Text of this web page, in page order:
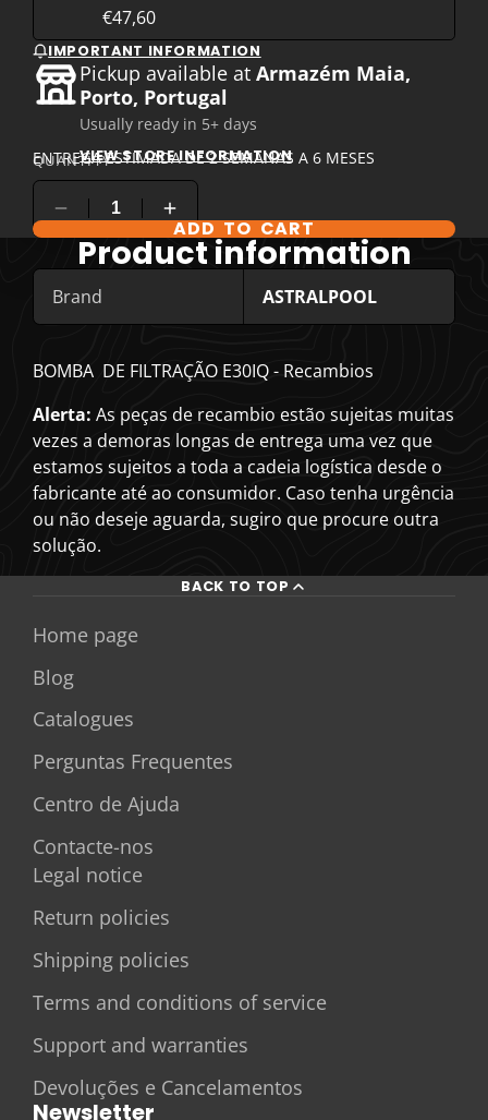
€47,60
IMPORTANT INFORMATION
Pickup available atArmazém Maia,
Porto, Portugal
Usually ready in 5+ days
VIEW STORE INFORMATION
ENTREGA ESTIMADA DE 2 SEMANAS A 6 MESES
QUANTITY
COMPARE PRODUCT OPTIONS
ADD TO CART
Product information
Brand ASTRALPOOL
BOMBA DE FILTRAÇÃO E30IQ - Recambios
Alerta:As peças de recambio estão sujeitas muitas
vezes a demoras longas de entrega uma vez que
estamos sujeitos a toda a cadeia logística desde o
fabricante até ao consumidor. Caso tenha urgência
ou não deseje aguarda, sugiro que procure outra
solução.
BACK TO TOP
Home page
Blog
Catalogues
Perguntas Frequentes
Centro de Ajuda
Contacte-nos
Legal notice
Return policies
Shipping policies
Terms and conditions of service
Support and warranties
Devoluções e Cancelamentos
Newsletter